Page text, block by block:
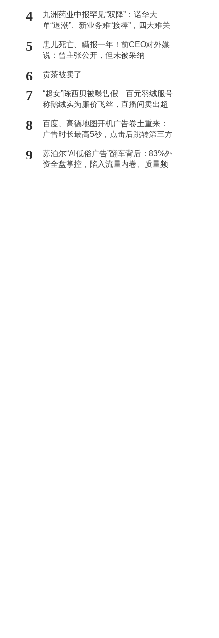
4
九洲药业中报罕见“双降”：诺华大
单“退潮”、新业务难“接棒”，四大难关
待闯
5
患儿死亡、瞒报一年！前CEO对外媒
说：曾主张公开，但未被采纳
6 贡茶被卖了
7
“超女”陈西贝被曝售假：百元羽绒服号
称鹅绒实为廉价飞丝，直播间卖出超
百万元
8
百度、高德地图开机广告卷土重来：
广告时长最高5秒，点击后跳转第三方
9
苏泊尔“AI低俗广告”翻车背后：83%外
资全盘掌控，陷入流量内卷、质量频